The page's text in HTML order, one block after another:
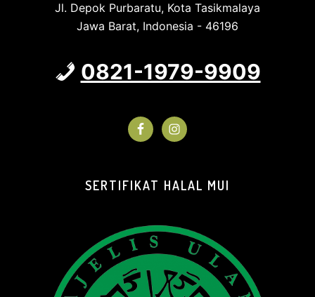
Jl. Depok Purbaratu, Kota Tasikmalaya
Jawa Barat, Indonesia - 46196
0821-1979-9909
SERTIFIKAT HALAL MUI